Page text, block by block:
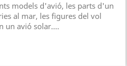
models d'avió, les parts d'un
al mar, les figures del vol
un avió solar....